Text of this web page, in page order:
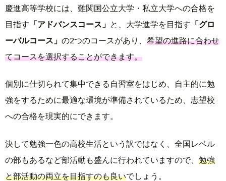
慶進高等学校には、難関国公立大学・私立大学への合格を
目指す 「アドバンスコース」 と、大学進学を目指す 「グロ
ーバルコース」 の2つのコースがあり、 希望の進路に合わせ
てコースを選択することができます。
個別に仕切られて集中できる自習室をはじめ、自主的に勉
強をするために最適な環境が準備されているため、志望校
への合格を現実的にできます。
決して勉強一色の高校生活という訳ではなく、全国レベル
の部もあるなど部活動も盛んに行われていますので、 勉強
と部活動の両立を目指すのも良いでしょう。